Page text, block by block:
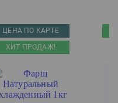
ЦЕНА ПО КАРТЕ
ХИТ ПРОДАЖ!